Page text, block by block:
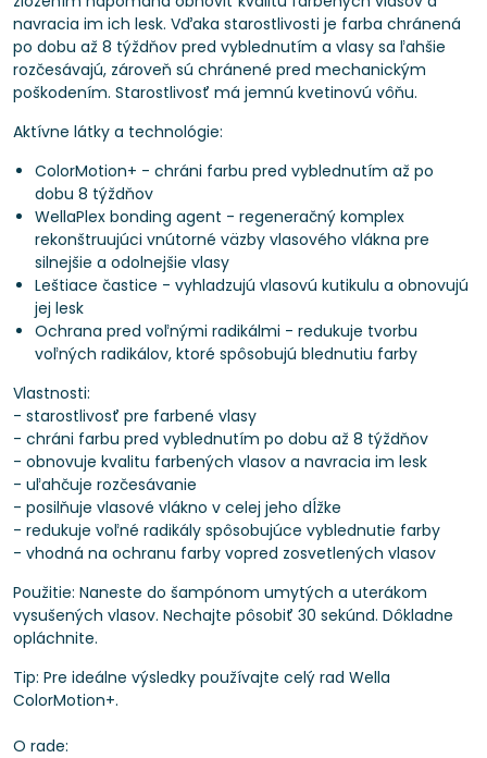
navracia im ich lesk. Vďaka starostlivosti je farba chránená
po dobu až 8 týždňov pred vyblednutím a vlasy sa ľahšie
rozčesávajú, zároveň sú chránené pred mechanickým
poškodením. Starostlivosť má jemnú kvetinovú vôňu.
Aktívne látky a technológie:
ColorMotion+ - chráni farbu pred vyblednutím až po
dobu 8 týždňov
WellaPlex bonding agent - regeneračný komplex
rekonštruujúci vnútorné väzby vlasového vlákna pre
silnejšie a odolnejšie vlasy
Leštiace častice - vyhladzujú vlasovú kutikulu a obnovujú
jej lesk
Ochrana pred voľnými radikálmi - redukuje tvorbu
voľných radikálov, ktoré spôsobujú blednutiu farby
Vlastnosti:
- starostlivosť pre farbené vlasy
- chráni farbu pred vyblednutím po dobu až 8 týždňov
- obnovuje kvalitu farbených vlasov a navracia im lesk
- uľahčuje rozčesávanie
- posilňuje vlasové vlákno v celej jeho dĺžke
- redukuje voľné radikály spôsobujúce vyblednutie farby
- vhodná na ochranu farby vopred zosvetlených vlasov
Použitie: Naneste do šampónom umytých a uterákom
vysušených vlasov. Nechajte pôsobiť 30 sekúnd. Dôkladne
opláchnite.
Tip: Pre ideálne výsledky používajte celý rad Wella
ColorMotion+.
O rade: